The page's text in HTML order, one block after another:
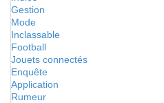
Gestion
Mode
Inclassable
Football
Jouets connectés
Enquête
Application
Rumeur